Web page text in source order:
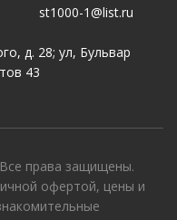
st1000-1@list.ru
д. 28; ул, Бульвар
43
права защищены.
офертой, цены и